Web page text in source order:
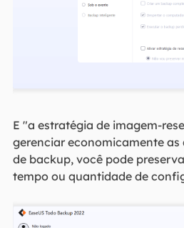
E "a estratégia de imagem-
gerenciar economicamente as
de backup, você pode
tempo ou quantidade de